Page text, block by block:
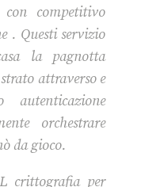
competitivo
. Questi servizio
la pagnotta
attraverso e
orchestrare
da gioco.
crittografia per